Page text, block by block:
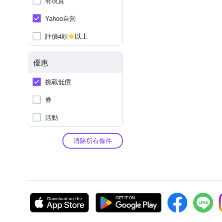
Yahoo自營
評價4顆
以上
優惠
挑戰低價
券
活動
清除所有條件